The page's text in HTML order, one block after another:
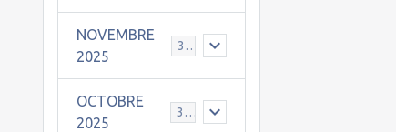
NOVEMBRE
2025
30
OCTOBRE
2025
31